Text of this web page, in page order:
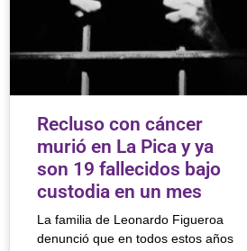
Recluso con cáncer
murió en La Pica y ya
son 19 fallecidos bajo
custodia en un mes
La familia de Leonardo Figueroa
denunció que en todos estos años